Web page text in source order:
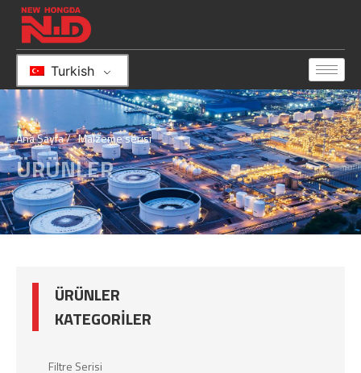
Turkish
Ana Sayfa/ Malzeme serisi
ÜRÜNLER
ÜRÜNLER
KATEGORILER
Filtre Serisi